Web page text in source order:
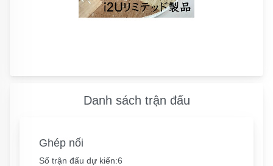
Danh sách trận đấu
Ghép nối
Số trận đấu dự kiến:6